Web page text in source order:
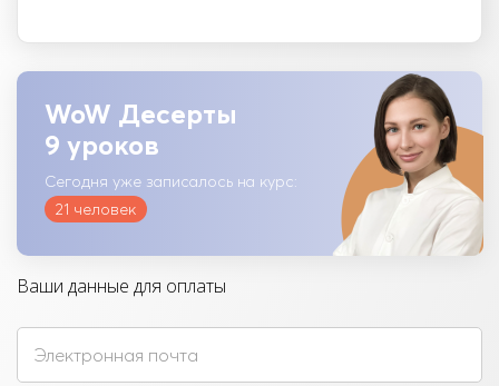
WoW Десерты
9 уроков
Сегодня уже записалось на курс:
21 человек
Ваши данные для оплаты